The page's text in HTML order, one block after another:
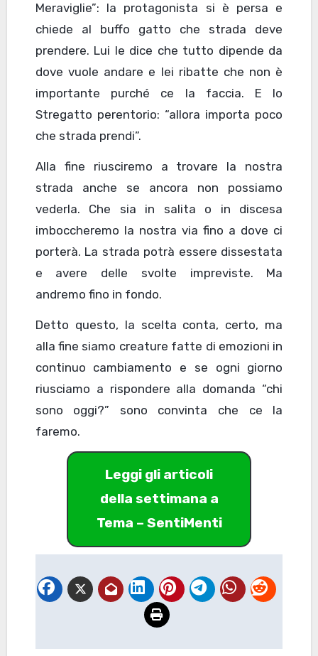
Meraviglie”: la protagonista si è persa e
chiede al buffo gatto che strada deve
prendere. Lui le dice che tutto dipende da
dove vuole andare e lei ribatte che non è
importante purché ce la faccia. E lo
Stregatto perentorio: “allora importa poco
che strada prendi”.
Alla fine riusciremo a trovare la nostra
strada anche se ancora non possiamo
vederla. Che sia in salita o in discesa
imboccheremo la nostra via fino a dove ci
porterà. La strada potrà essere dissestata
e avere delle svolte impreviste. Ma
andremo fino in fondo.
Detto questo, la scelta conta, certo, ma
alla fine siamo creature fatte di emozioni in
continuo cambiamento e se ogni giorno
riusciamo a rispondere alla domanda “chi
sono oggi?” sono convinta che ce la
faremo.
Leggi gli articoli
della settimana a
Tema – SentiMenti